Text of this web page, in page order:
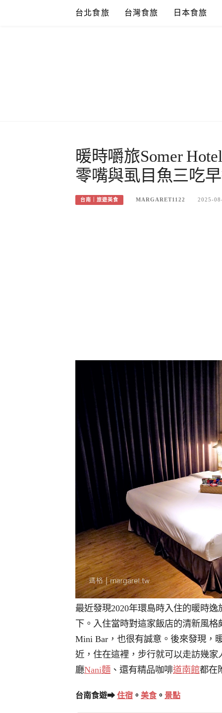
台北食旅 台灣食旅 日本食旅
暖時嚼旅Somer
零嘴與虱目魚三吃
台南｜旅遊美食 MARGARET1122 2025-
最近發現2020年環島時入住的暖時
下。入住當時對這家飯店的清新風
Mini Bar，也很有誠意。後來發現，
近，住在這裡，步行就可以走訪幾家
廳Nani麵 、還有精品咖啡道南館都在
台南食遊➡ 住宿 。 美食。 景點